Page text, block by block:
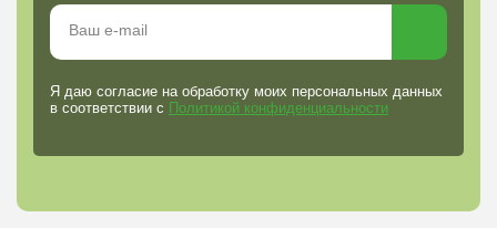
Я даю согласие на обработку моих персональных данных
в соответствии с Политикой конфиденциальности